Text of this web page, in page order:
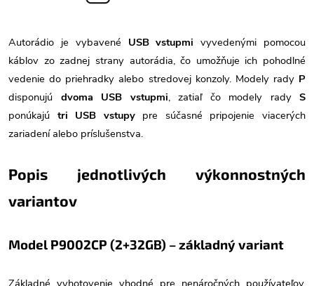
Autorádio je vybavené USB vstupmi vyvedenými pomocou
káblov zo zadnej strany autorádia, čo umožňuje ich pohodlné
vedenie do priehradky alebo stredovej konzoly. Modely rady P
disponujú dvoma USB vstupmi, zatiaľ čo modely rady S
ponúkajú tri USB vstupypre súčasné pripojenie viacerých
zariadení alebo príslušenstva.
Popis jednotlivých výkonnostných
variantov
Model P9002CP (2+32GB) – základný variant
Základné vyhotovenie vhodné pre nenáročných používateľov,